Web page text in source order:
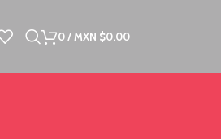
0/ MXN $0.00